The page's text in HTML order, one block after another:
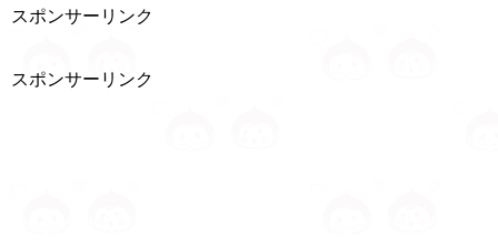
スポンサーリンク
スポンサーリンク